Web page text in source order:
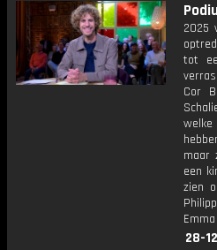
2025
tot
Cor
maar
een
zien
28-